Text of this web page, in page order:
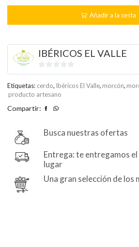
0,4
a
kg
cantidad
Añadir a la cesta
IBÉRICOS EL VALLE
0
de
5
Etiquetas: cerdo, Ibéricos El Valle, morcón,
producto artesano
Compartir:
Busca nuestras ofertas
Entrega: te entregamos
lugar
Una gran selección de